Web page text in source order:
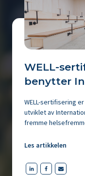
WELL-
benytter
WELL-sertifisering
utviklet av
fremme
Les artikkelen